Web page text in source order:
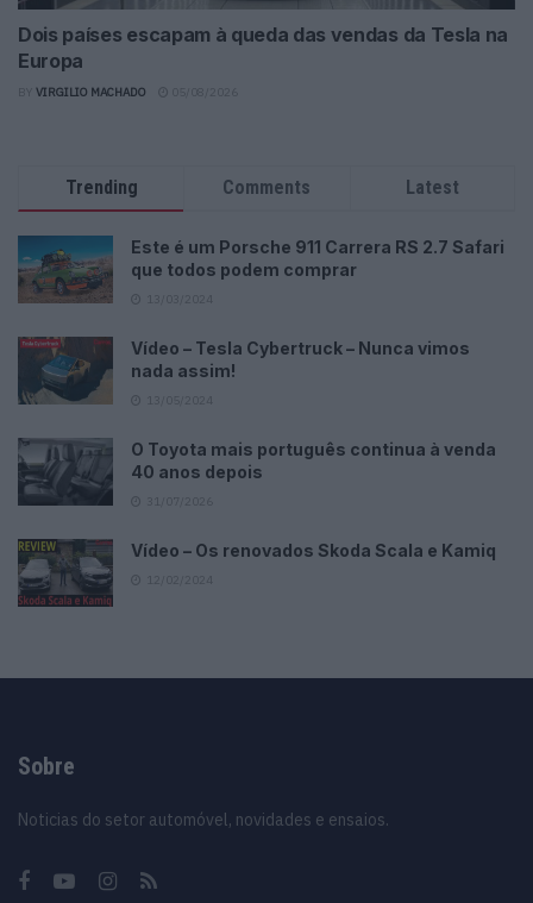
Dois países escapam à queda das vendas da Tesla na
Europa
VIRGILIO MACHADO
Trending Comments Latest
Este é um Porsche 911 Carrera RS 2.7 Safari
que todos podem comprar
Vídeo – Tesla Cybertruck – Nunca vimos
nada assim!
O Toyota mais português continua à venda
40 anos depois
Vídeo – Os renovados Skoda Scala e Kamiq
Sobre
Noticias do setor automóvel, novidades e ensaios.